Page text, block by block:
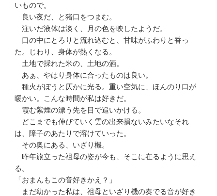
いもので。
良い夜だ、と猪口をつまむ。
注いだ液体は淡く、月の色を映したようだ。
口の中にとろりと流れ込むと、甘味がふわりと香っ
た。じわり、身体が熱くなる。
土地で採れた米の、土地の酒。
あぁ、やはり身体に合ったものは良い。
種火がぼうと仄かに光る。重い空気に、ほんのり口が
暖かい。こんな時間が私は好きだ。
霞む紫煙の漂う先を目で追いかける。
どこまでも伸びていく雲の出来損ないみたいなそれ
は、障子のあたりで溶けていった。
その奥にある、いざり機。
昨年旅立った祖母の姿が今も、そこに在るように思え
る。
「おまんもこの音好きかえ？」
まだ幼かった私は、祖母といざり機の奏でる音が好き